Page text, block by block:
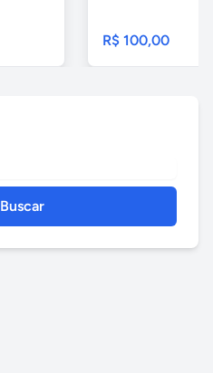
R$ 100,00
Buscar